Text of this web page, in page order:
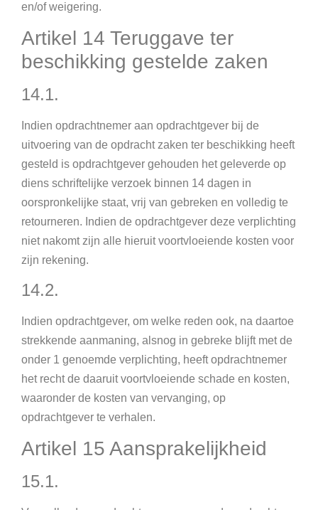
en/of weigering.
Artikel 14 Teruggave ter
beschikking gestelde zaken
14.1.
Indien opdrachtnemer aan opdrachtgever bij de
uitvoering van de opdracht zaken ter beschikking heeft
gesteld is opdrachtgever gehouden het geleverde op
diens schriftelijke verzoek binnen 14 dagen in
oorspronkelijke staat, vrij van gebreken en volledig te
retourneren. Indien de opdrachtgever deze verplichting
niet nakomt zijn alle hieruit voortvloeiende kosten voor
zijn rekening.
14.2.
Indien opdrachtgever, om welke reden ook, na daartoe
strekkende aanmaning, alsnog in gebreke blijft met de
onder 1 genoemde verplichting, heeft opdrachtnemer
het recht de daaruit voortvloeiende schade en kosten,
waaronder de kosten van vervanging, op
opdrachtgever te verhalen.
Artikel 15 Aansprakelijkheid
15.1.